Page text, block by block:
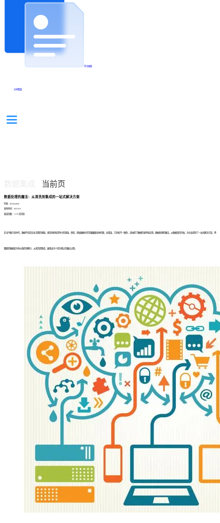
学习视频
分享集锦
当前页
数据处理的魔法：从清洗到集成的一站式解决方案
作者：finedatalink
发布时间：2023.8.8
阅读次数：1,170 次浏览
在当今数字化时代，数据不仅是企业决策的基础，更是创新和竞争力的源泉。然而，原始数据中常常蕴藏着各种问题，如错误、冗余和不一致性，这妨碍了数据的发挥和应用。数据处理的魔法，从数据清洗开始，为企业提供了一站式解决方案，将
粗糙的数据变为有价值的洞察力，从清洗到集成，展现出令人叹为观止的魔幻过程。